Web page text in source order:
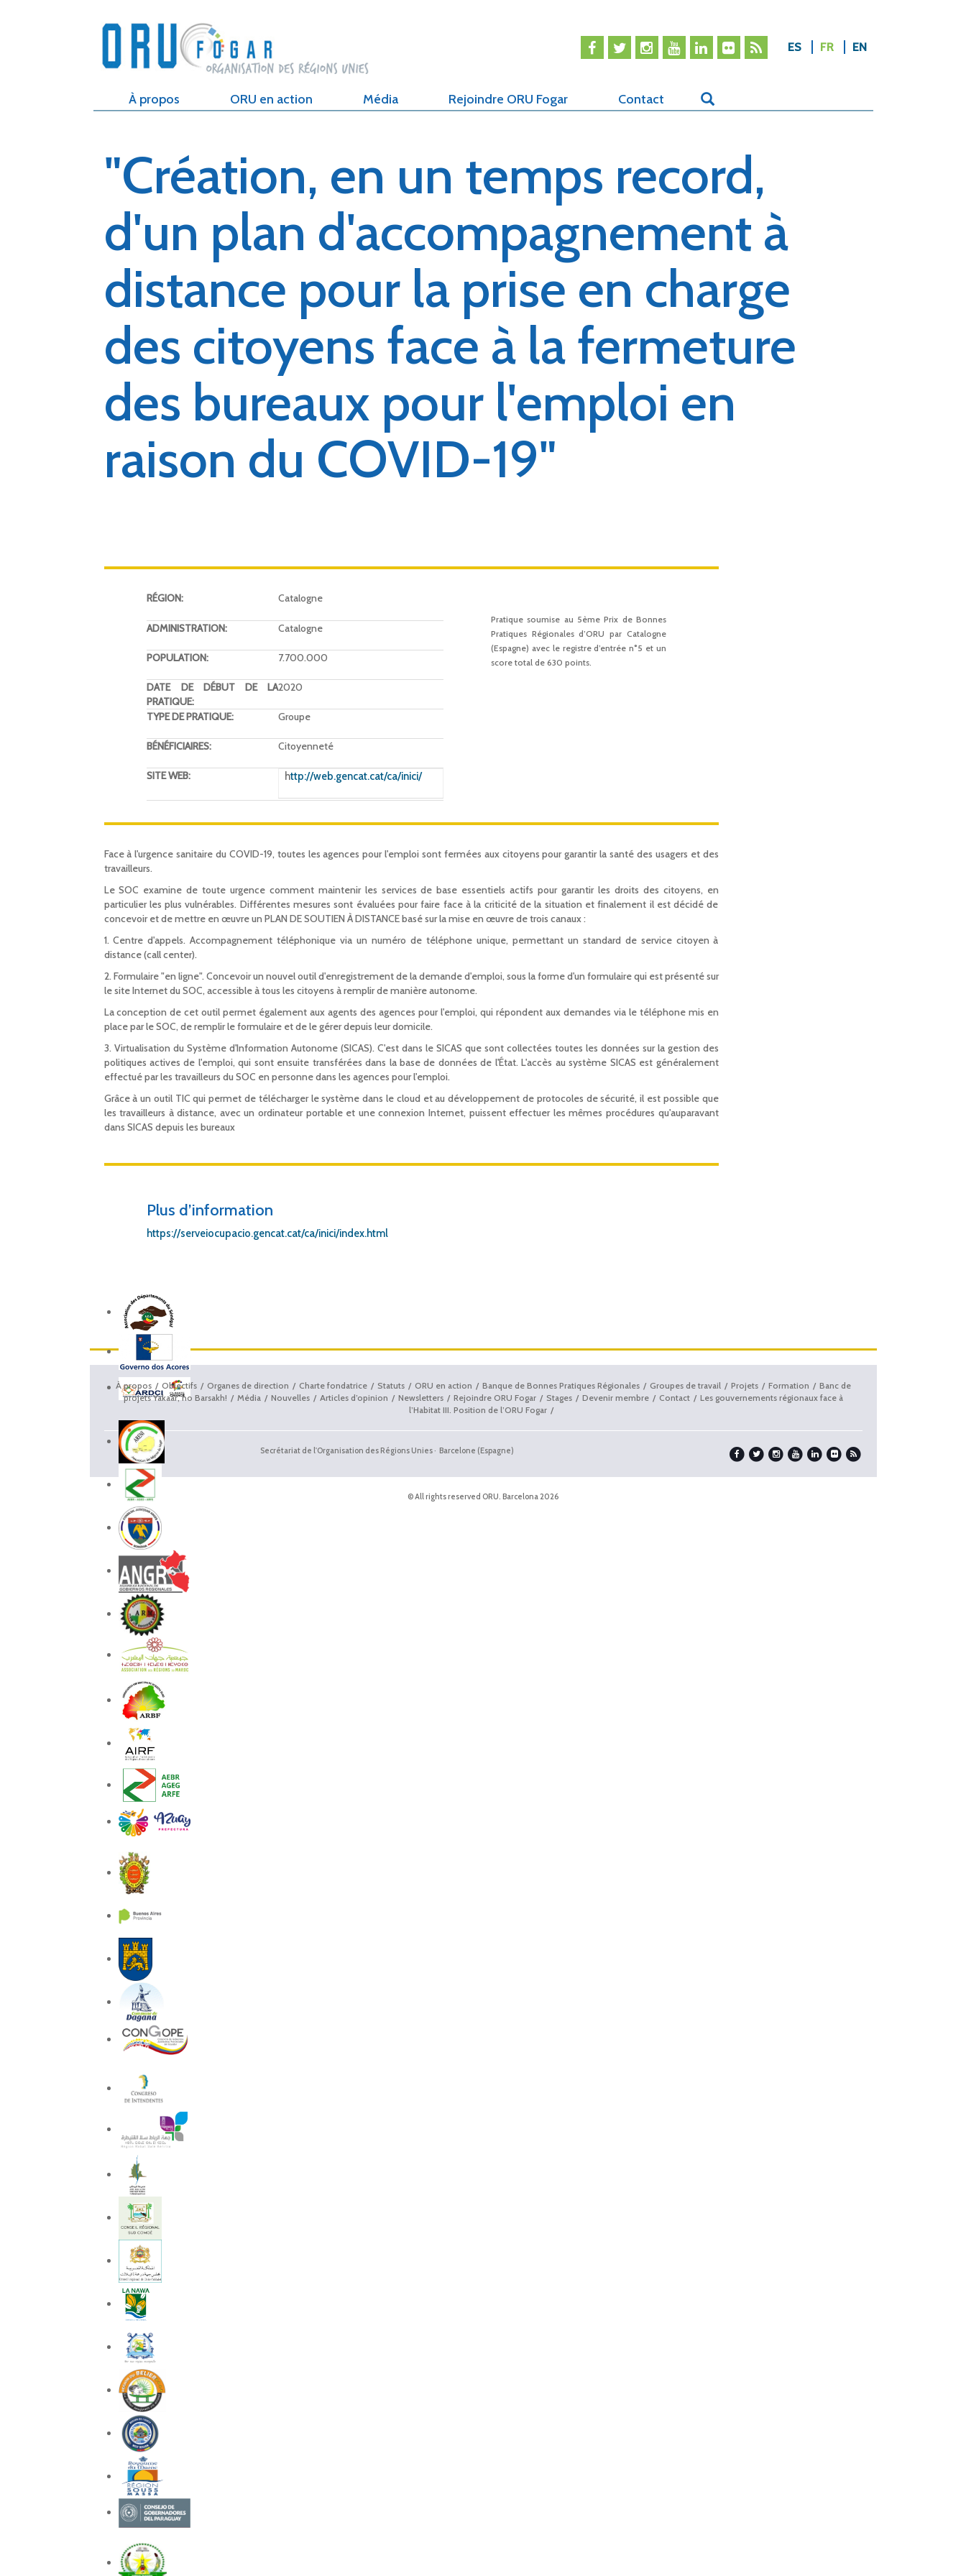
ES FR EN
À propos ORU en action Média Rejoindre ORU Fogar Contact
"Création, en un temps record,
d'un plan d'accompagnement à
distance pour la prise en charge
des citoyens face à la fermeture
des bureaux pour l'emploi en
raison du COVID-19"
RÉGION: Catalogne
ADMINISTRATION: Catalogne
POPULATION: 7.700.000
DATE DE DÉBUT DE LA
PRATIQUE:
2020
TYPE DE PRATIQUE: Groupe
BÉNÉFICIAIRES: Citoyenneté
SITE WEB: http://web.gencat.cat/ca/inici/
Pratique soumise au 5ème Prix de Bonnes
Pratiques Régionales d’ORU par Catalogne
(Espagne) avec le registre d’entrée n°5 et un
score total de 630 points.
Face à l'urgence sanitaire du COVID-19, toutes les agences pour l'emploi sont fermées aux citoyens pour garantir la santé des usagers et des
travailleurs.
Le SOC examine de toute urgence comment maintenir les services de base essentiels actifs pour garantir les droits des citoyens, en
particulier les plus vulnérables. Différentes mesures sont évaluées pour faire face à la criticité de la situation et finalement il est décidé de
concevoir et de mettre en œuvre un PLAN DE SOUTIEN À DISTANCE basé sur la mise en œuvre de trois canaux :
1. Centre d'appels. Accompagnement téléphonique via un numéro de téléphone unique, permettant un standard de service citoyen à
distance (call center).
2. Formulaire "en ligne". Concevoir un nouvel outil d'enregistrement de la demande d'emploi, sous la forme d'un formulaire qui est présenté sur
le site Internet du SOC, accessible à tous les citoyens à remplir de manière autonome.
La conception de cet outil permet également aux agents des agences pour l'emploi, qui répondent aux demandes via le téléphone mis en
place par le SOC, de remplir le formulaire et de le gérer depuis leur domicile.
3. Virtualisation du Système d'Information Autonome (SICAS). C'est dans le SICAS que sont collectées toutes les données sur la gestion des
politiques actives de l'emploi, qui sont ensuite transférées dans la base de données de l'État. L'accès au système SICAS est généralement
effectué par les travailleurs du SOC en personne dans les agences pour l'emploi.
Grâce à un outil TIC qui permet de télécharger le système dans le cloud et au développement de protocoles de sécurité, il est possible que
les travailleurs à distance, avec un ordinateur portable et une connexion Internet, puissent effectuer les mêmes procédures qu'auparavant
dans SICAS depuis les bureaux
Plus d’information
https://serveiocupacio.gencat.cat/ca/inici/index.html
À propos Objectifs Organes de direction Charte fondatrice Statuts ORU en action Banque de Bonnes Pratiques Régionales Groupes de travail Projets Formation
Banc de
projets Yakaar, no Barsakh!
Média Nouvelles Articles d’opinion Newsletters Rejoindre ORU Fogar Stages Devenir membre Contact
Les gouvernements régionaux face à
l’Habitat III. Position de l’ORU Fogar
Secrétariat de l'Organisation des Régions Unies · Barcelone (Espagne)
© All rights reserved ORU. Barcelona 2026